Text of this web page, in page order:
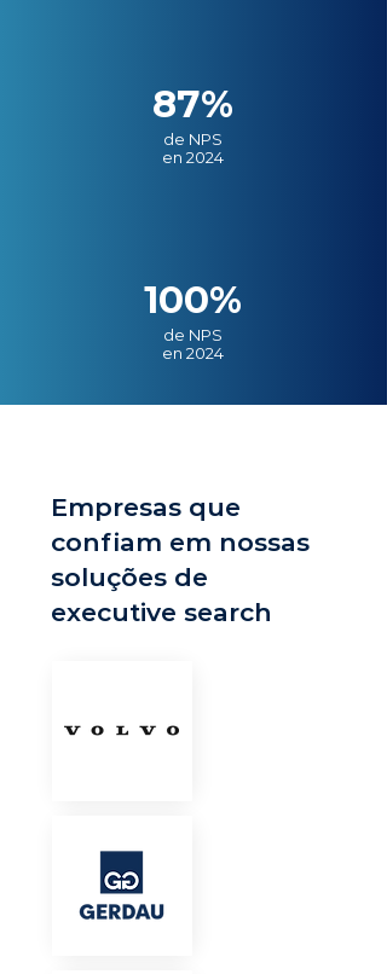
87%
de NPS
en 2024
100%
de NPS
en 2024
Empresas que
confiam em nossas
soluções de
executive search